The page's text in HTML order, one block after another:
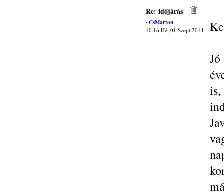
Re: időjárás
~CsMarton
10:16 Hé, 01 Szept 2014